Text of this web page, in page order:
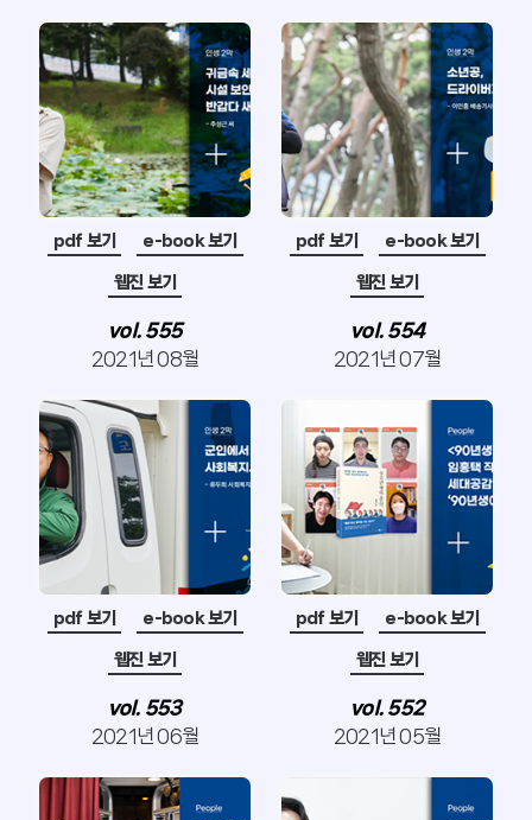
pdf 보기 e-book 보기
웹진 보기
vol. 555
2021년 08월
pdf 보기 e-book 보기
웹진 보기
vol. 554
2021년 07월
pdf 보기 e-book 보기
웹진 보기
vol. 553
2021년 06월
pdf 보기 e-book 보기
웹진 보기
vol. 552
2021년 05월